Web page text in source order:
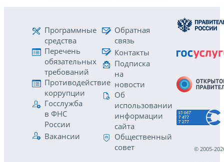
Программные
средства
Перечень
обязательных
требований
Противодействие
коррупции
Госслужба
в ФНС
России
Вакансии
Обратная
связь
Контакты
Подписка
на
новости
Об
использовании
информации
сайта
Общественный
совет
© 2005-